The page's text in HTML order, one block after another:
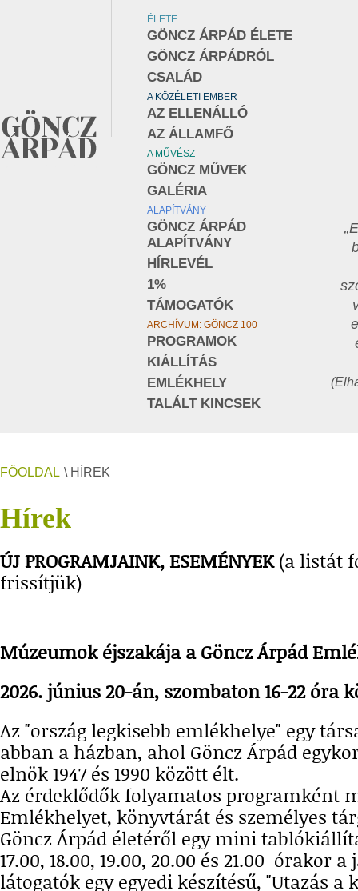
ÉLETE
GÖNCZ ÁRPÁD ÉLETE
GÖNCZ ÁRPÁDRÓL
CSALÁD
A KÖZÉLETI EMBER
AZ ELLENÁLLÓ
AZ ÁLLAMFŐ
A MŰVÉSZ
GÖNCZ MŰVEK
GALÉRIA
ALAPÍTVÁNY
GÖNCZ ÁRPÁD
ALAPÍTVÁNY
HÍRLEVÉL
1%
TÁMOGATÓK
ARCHÍVUM: GÖNCZ 100
PROGRAMOK
KIÁLLÍTÁS
EMLÉKHELY
TALÁLT KINCSEK
FŐOLDAL \ HÍREK
Hírek
ÚJ PROGRAMJAINK, ESEMÉNYEK(a listát
frissítjük)
Múzeumok éjszakája a Göncz Árpád
2026. június 20-án, szombaton 16-22 óra
Az "ország legkisebb emlékhelye" egy
abban a házban, ahol Göncz Árpád
elnök 1947 és 1990 között élt.
Az érdeklődők folyamatos programként
Emlékhelyet, könyvtárát és személyes
Göncz Árpád életéről egy mini
17.00, 18.00, 19.00, 20.00 és 21.00 órakor
látogatók egy egyedi készítésű, "Utazás a